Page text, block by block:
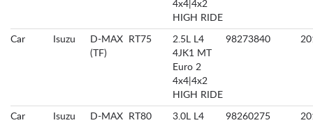
4x4|4x2
HIGH RIDE
Car Isuzu
D-MAX
(TF)
RT75
2.5L L4
4JK1 MT
Euro 2
4x4|4x2
HIGH RIDE
98273840
Car Isuzu
D-MAX
RT80
3.0L L4
98260275